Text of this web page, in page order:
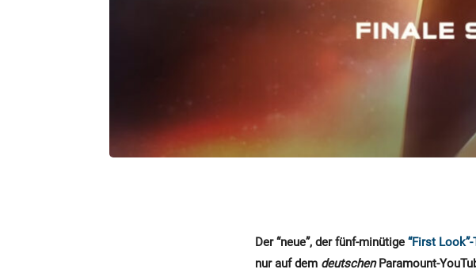
Der “neue”, der fünf-minütige “First
nur auf dem deutschen Paramount-